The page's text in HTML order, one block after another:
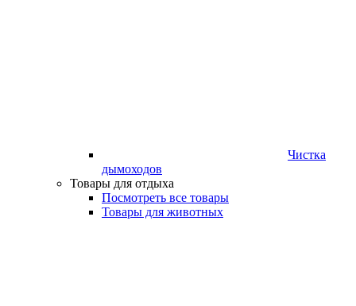
Чистка
дымоходов
Товары для отдыха
Посмотреть все товары
Товары для животных